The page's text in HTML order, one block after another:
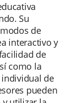
Su
de
interactivo y
de
como la
de
pueden